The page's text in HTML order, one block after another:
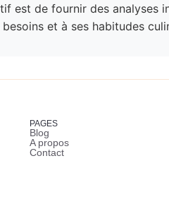
est de fournir des analyses
et à ses habitudes
PAGES
Blog
A propos
Contact